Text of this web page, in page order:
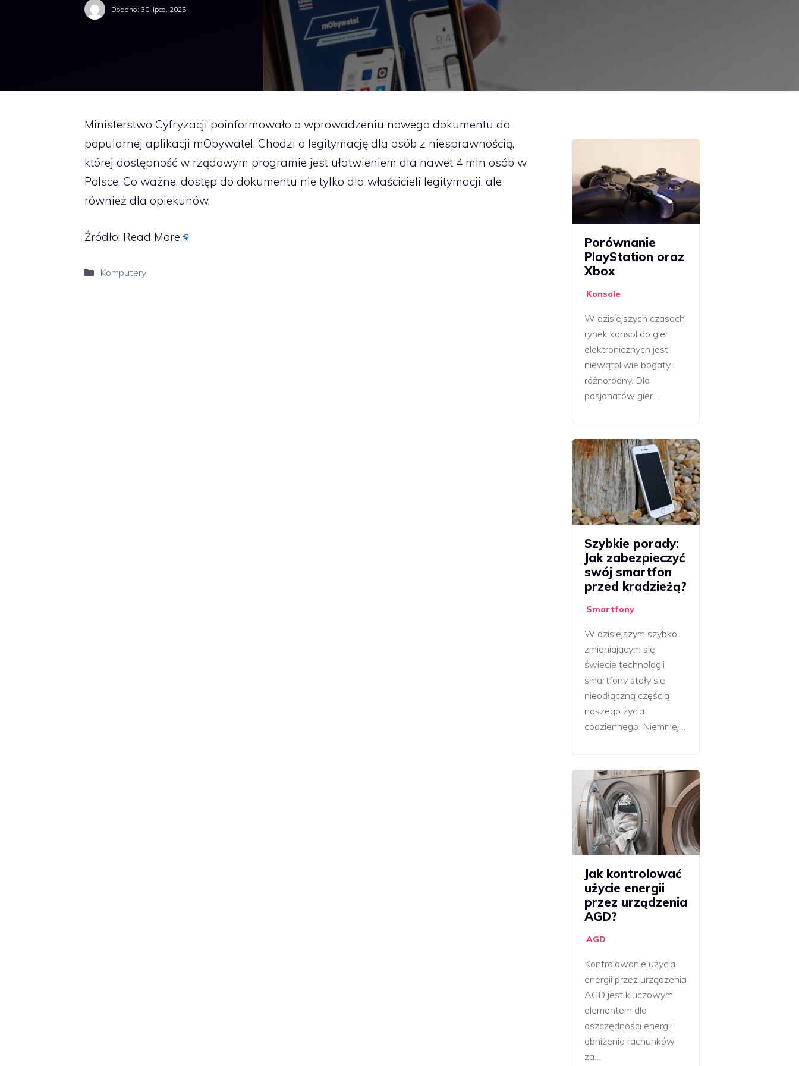
Dodano: 30 lipca, 2025
Ministerstwo Cyfryzacji poinformowało o wprowadzeniu nowego dokumentu do
popularnej aplikacji mObywatel. Chodzi o legitymację dla osób z niesprawnością,
której dostępność w rządowym programie jest ułatwieniem dla nawet 4 mln osób w
Polsce. Co ważne, dostęp do dokumentu nie tylko dla właścicieli legitymacji, ale
również dla opiekunów.
Źródło: Read More
Kategorie
Komputery
Porównanie
PlayStation oraz
Xbox
Konsole
W dzisiejszych czasach
rynek konsol do gier
elektronicznych jest
niewątpliwie bogaty i
różnorodny. Dla
pasjonatów gier…
Szybkie porady:
Jak zabezpieczyć
swój smartfon
przed kradzieżą?
Smartfony
W dzisiejszym szybko
zmieniającym się
świecie technologii
smartfony stały się
nieodłączną częścią
naszego życia
codziennego. Niemniej…
Jak kontrolować
użycie energii
przez urządzenia
AGD?
AGD
Kontrolowanie użycia
energii przez urządzenia
AGD jest kluczowym
elementem dla
oszczędności energii i
obniżenia rachunków
za…